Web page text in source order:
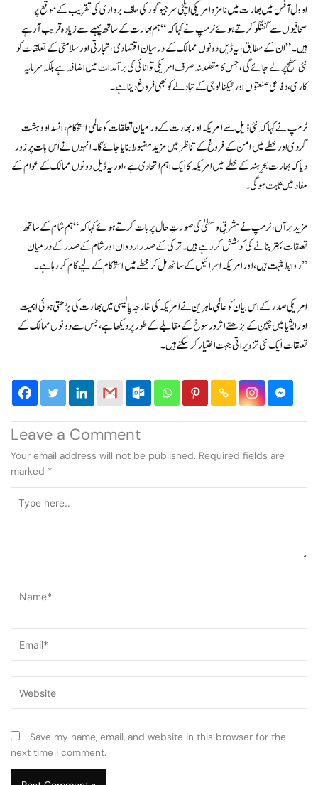
اوول آفس میں بھارت میں نامزد امریکی ایلچی سرجیو گور کی حلف برداری کی تقریب کے موقع پر
صحافیوں سے گفتگو کرتے ہوئے ٹرمپ نے کہا کہ “ہم بھارت کے ساتھ پہلے سے زیادہ قریب آ رہے
ہیں۔” ان کے مطابق، یہ ڈیل دونوں ممالک کے درمیان اقتصادی، تجارتی اور سلامتی کے تعلقات کو
نئی سطح پر لے جائے گی، جس کا مقصد نہ صرف امریکی توانائی کی برآمدات میں اضافہ ہے بلکہ سرمایہ
کاری، دفاعی صنعتوں اور ٹیکنالوجی کے تبادلے کو بھی فروغ دینا ہے۔
ٹرمپ نے کہا کہ نئی ڈیل سے امریکہ اور بھارت کے درمیان تعلقات کو عالمی استحکام، انسداد دہشت
گردی اور خطے میں امن کے فروغ کے تناظر میں مزید مضبوط بنایا جائے گا۔ انہوں نے اس بات پر زور
دیا کہ بھارت بحرِ ہند کے خطے میں امریکہ کا ایک اہم اتحادی ہے، اور یہ ڈیل دونوں ممالک کے عوام کے
مفاد میں ثابت ہوگی۔
مزید برآں، ٹرمپ نے مشرقِ وسطیٰ کی صورتِ حال پر بات کرتے ہوئے کہا کہ “ہم شام کے ساتھ
تعلقات بہتر بنانے کی کوشش کر رہے ہیں۔ ترکی کے صدر اردوان اور شام کے صدر کے درمیان
روابط مثبت ہیں، اور امریکہ اسرائیل کے ساتھ مل کر خطے میں استحکام کے لیے کام کر رہا ہے۔”
امریکی صدر کے اس بیان کو عالمی ماہرین نے امریکہ کی خارجہ پالیسی میں بھارت کی بڑھتی ہوئی اہمیت
اور ایشیا میں چین کے بڑھتے اثرورسوخ کے مقابلے کے طور پر دیکھا ہے، جس سے دونوں ممالک کے
تعلقات ایک نئی تزویراتی جہت اختیار کر سکتے ہیں۔
Leave a Comment
Your email address will not be published. Required fields are
marked *
here..
Save my name, email, and website in this browser for the
next time I comment.